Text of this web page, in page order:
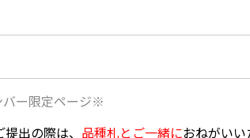
バー限定ページ※
出の際は、 品種札とご一緒におねがいい